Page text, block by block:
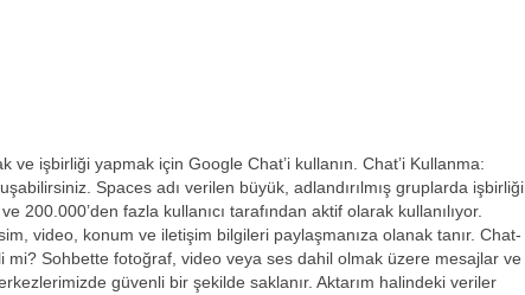
ve işbirliği yapmak için Google Chat’i kullanın. Chat’i Kullanma:
Spaces adı verilen büyük, adlandırılmış gruplarda işbirliği
fazla kullanıcı tarafından aktif olarak kullanılıyor.
video, konum ve iletişim bilgileri paylaşmanıza olanak tanır. Chat-
Sohbette fotoğraf, video veya ses dahil olmak üzere mesajlar ve
güvenli bir şekilde saklanır. Aktarım halindeki veriler